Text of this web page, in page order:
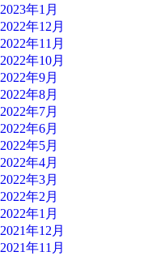
2023年1月
2022年12月
2022年11月
2022年10月
2022年9月
2022年8月
2022年7月
2022年6月
2022年5月
2022年4月
2022年3月
2022年2月
2022年1月
2021年12月
2021年11月